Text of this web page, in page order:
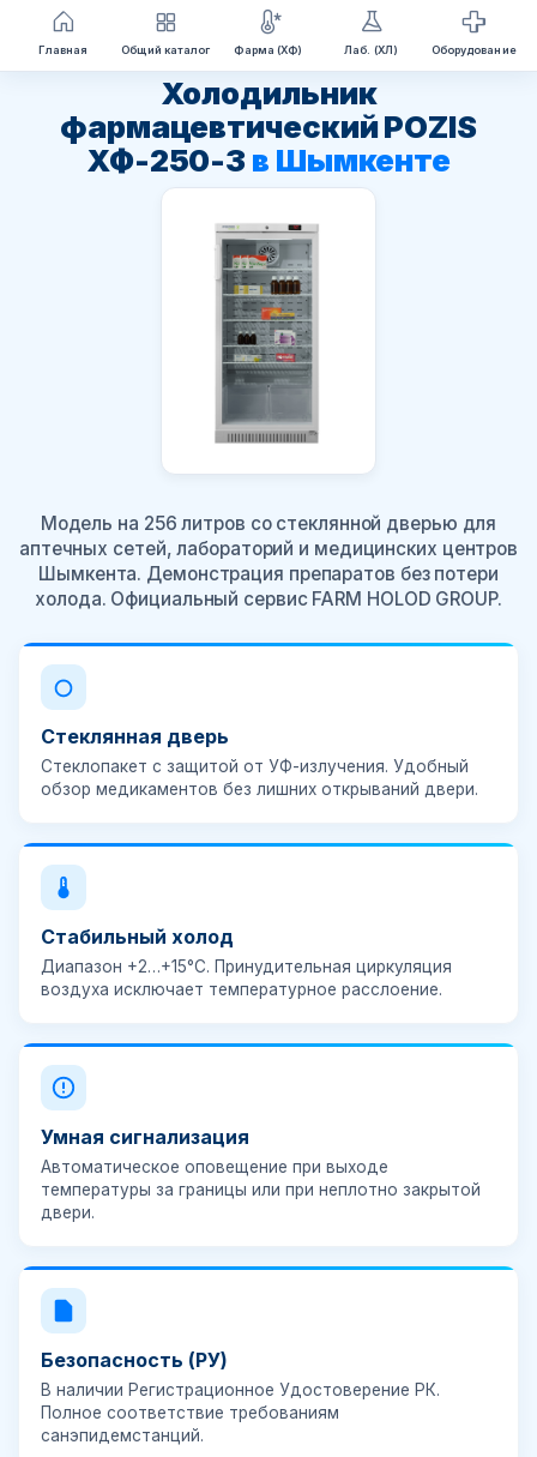
Перейти
содержимому
Холодильник
фармацевтический POZIS
ХФ-250-3 в Шымкенте
Модель на 256 литров со стеклянной дверью для
аптечных сетей, лабораторий и медицинских центров
Шымкента. Демонстрация препаратов без потери
холода. Официальный сервис FARM HOLOD GROUP.
Стеклянная дверь
Стеклопакет с защитой от УФ-излучения. Удобный
обзор медикаментов без лишних открываний двери.
Стабильный холод
Диапазон +2…+15°C. Принудительная циркуляция
воздуха исключает температурное расслоение.
Умная сигнализация
Автоматическое оповещение при выходе
температуры за границы или при неплотно закрытой
двери.
Безопасность (РУ)
В наличии Регистрационное Удостоверение РК.
Полное соответствие требованиям
санэпидемстанций.
Главная Общий каталог Фарма (ХФ) Лаб. (ХЛ) Оборудование